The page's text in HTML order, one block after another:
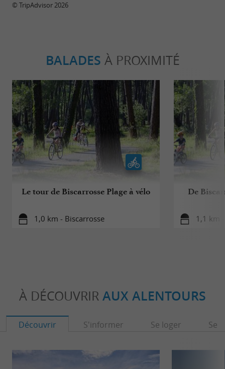
© TripAdvisor 2026
BALADES À PROXIMITÉ
Le tour de Biscarrosse Plage à vélo
1,0 km - Biscarrosse
De
1,1 km
À DÉCOUVRIR AUX ALENTOURS
Découvrir S'informer Se loger Se